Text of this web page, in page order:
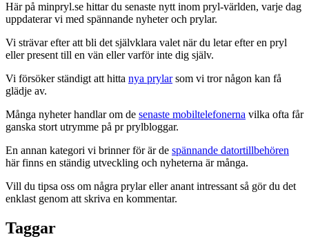
Här på minpryl.se hittar du senaste nytt inom pryl-världen, varje dag
uppdaterar vi med spännande nyheter och prylar.
Vi strävar efter att bli det självklara valet när du letar efter en pryl
eller present till en vän eller varför inte dig själv.
Vi försöker ständigt att hitta nya prylarsom vi tror någon kan få
glädje av.
Många nyheter handlar om de senaste mobiltelefonerna vilka ofta får
ganska stort utrymme på pr prylbloggar.
En annan kategori vi brinner för är de spännande datortillbehören
här finns en ständig utveckling och nyheterna är många.
Vill du tipsa oss om några prylar eller anant intressant så gör du det
enklast genom att skriva en kommentar.
Taggar